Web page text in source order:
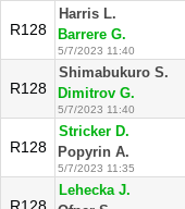
R128
Harris L.
Barrere G.
5/7/2023 11:40
R128
Shimabukuro S.
Dimitrov G.
5/7/2023 11:40
R128
Stricker D.
Popyrin A.
5/7/2023 11:35
Lehecka J.